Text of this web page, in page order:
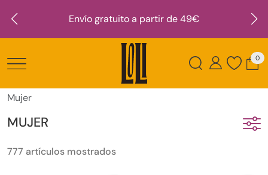
Envío gratuito a partir de 49€
0
Mujer
MUJER
777 artículos mostrados